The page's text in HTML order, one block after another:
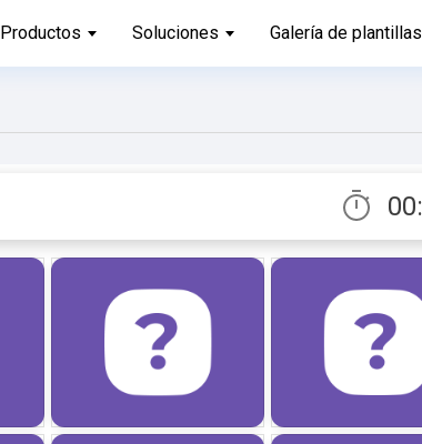
Productos Soluciones Galería de plantillas